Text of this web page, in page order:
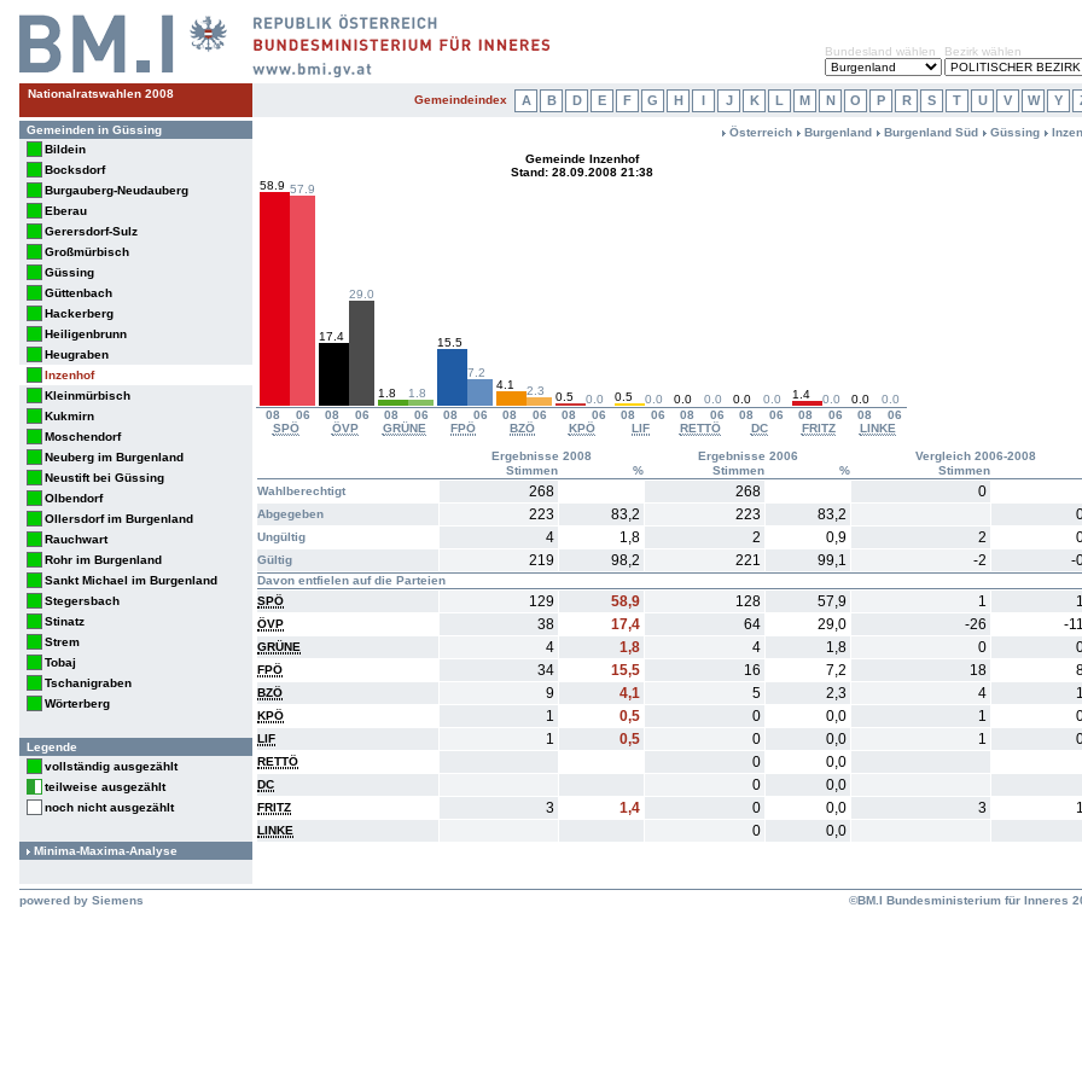
Nationalratswahlen 2008
Bundesland wählen Bezirk wählen
Gemeindeindex A B D E F G H I J K L M N O P R S T U V W Y
Gemeinden in Güssing
Bildein
Bocksdorf
Burgauberg-Neudauberg
Eberau
Gerersdorf-Sulz
Großmürbisch
Güssing
Güttenbach
Hackerberg
Heiligenbrunn
Heugraben
Inzenhof
Kleinmürbisch
Kukmirn
Moschendorf
Neuberg im Burgenland
Neustift bei Güssing
Olbendorf
Ollersdorf im Burgenland
Rauchwart
Rohr im Burgenland
Sankt Michael im Burgenland
Stegersbach
Stinatz
Strem
Tobaj
Tschanigraben
Wörterberg
Legende
vollständig ausgezählt
teilweise ausgezählt
noch nicht ausgezählt
Minima-Maxima-Analyse
Österreich Burgenland Burgenland Süd Güssing
Gemeinde Inzenhof
Stand: 28.09.2008 21:38
08 06 08 06 08 06 08 06 08 06 08 06 08 06 08 06 08 06 08 06 08
06
SPÖ
ÖVP GRÜNE FPÖ BZÖ KPÖ LIF RETTÖ DC FRITZ LINKE
58.9 57.9
17.4
29.0
1.8 1.8
15.5
7.2
4.1
2.3 0.5 0.0 0.5 0.0 0.0 0.0 0.0 0.0 1.4 0.0 0.0 0.0
Ergebnisse 2008 Ergebnisse 2006
Vergleich 2006-2008
Stimmen
% Stimmen % Stimmen
Wahlberechtigt
268 268 0
Abgegeben 223 83,2 223 83,2
Ungültig 4 1,8 2 0,9 2
Gültig 219 98,2 221 99,1 -2 -
Davon entfielen auf die Parteien
SPÖ
129 58,9 128 57,9 1
ÖVP 38 17,4 64 29,0 -26 -
GRÜNE 4 1,8 4 1,8 0
FPÖ 34 15,5 16 7,2 18
BZÖ 9 4,1 5 2,3 4
KPÖ 1 0,5 0 0,0 1
LIF 1 0,5 0 0,0 1
RETTÖ 0 0,0
DC 0 0,0
FRITZ 3 1,4 0 0,0 3
LINKE 0 0,0
powered by Siemens ©BM.I Bundesministerium für Inneres